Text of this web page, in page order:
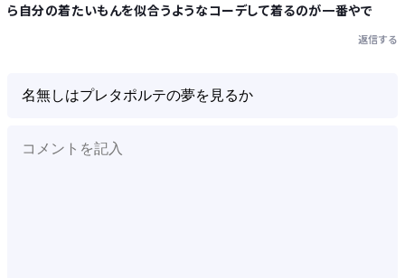
Powered by livedoor 相互RSS
ら自分の着たいもんを似合うようなコーデして着るのが一番やで
返信する